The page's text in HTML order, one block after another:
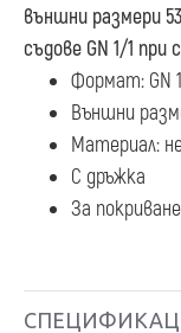
външни размери
съдове GN 1/1 при
Формат: GN
Външни
Материал:
С дръжка
За